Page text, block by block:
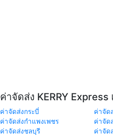
ค่าจัดส่ง KERRY
ค่าจัดส่งกระบี่ ค่าจัด
ค่าจัดส่งกำแพงเพชร
ค่าจัด
ค่าจัดส่งชลบุรี
ค่าจัด